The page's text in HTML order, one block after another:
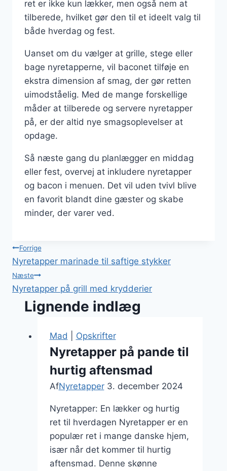
ret er ikke kun lækker, men også nem at
tilberede, hvilket gør den til et ideelt valg til
både hverdag og fest.
Uanset om du vælger at grille, stege eller
bage nyretapperne, vil baconet tilføje en
ekstra dimension af smag, der gør retten
uimodståelig. Med de mange forskellige
måder at tilberede og servere nyretapper
på, er der altid nye smagsoplevelser at
opdage.
Så næste gang du planlægger en middag
eller fest, overvej at inkludere nyretapper
og bacon i menuen. Det vil uden tvivl blive
en favorit blandt dine gæster og skabe
minder, der varer ved.
Indlægsnavigation
Forrige
Nyretapper marinade til saftige stykker
Næste
Nyretapper på grill med krydderier
Lignende indlæg
Mad Opskrifter
Nyretapper på pande til
hurtig aftensmad
AfNyretapper 3. december 2024
Nyretapper: En lækker og hurtig
ret til hverdagen Nyretapper er en
populær ret i mange danske hjem,
især når det kommer til hurtig
aftensmad. Denne skønne